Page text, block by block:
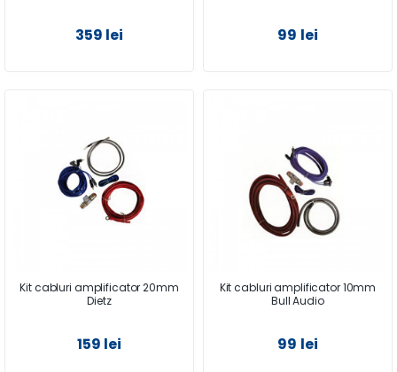
359 lei 99 lei
Kit cabluri amplificator 20mm
Dietz
159 lei
Kit cabluri amplificator 10mm
Bull Audio
99 lei